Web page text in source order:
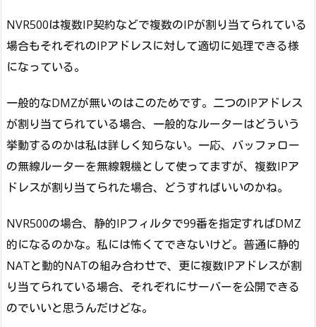
NVR500は複数IP契約などで複数のIPが割り当てられている
場合もそれぞれのIPアドレスに対して適切に処理できる様
になっている。
一般的なDMZが無いのはこのためです。二つのIPアドレス
が割り当てられている場合、一般的なルーターはどういう
挙動するのかは私は詳しく知らない。一応、バッファロー
の無線ルーターを無線親機として使ってますが、複数IPア
ドレスが割り当てられた場合、どうすればいいのかね。
NVR500の場合、静的IPフィルタで99番を指定すればDMZ
的になるのかな。私には怖くてできないけど。普通に静的
NATと動的NATの組み合わせで、更に複数IPアドレスが割
り当てられている場合、それぞれにサーバーを公開できる
のでいいと思うんだけどな。